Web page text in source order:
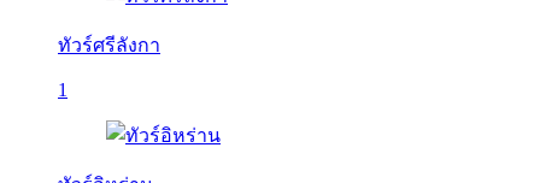
ทัวร์ศรีลังกา
1